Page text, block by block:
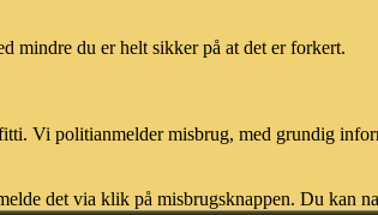
mindre du er helt sikker på at det er forkert.
Vi politianmelder misbrug, med grundig
det via klik på misbrugsknappen. Du kan